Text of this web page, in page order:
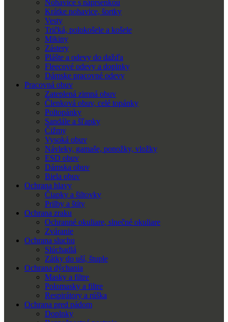
Nohavice s náprsenkou
Krátke nohavice, šortky
Vesty
Tričká, polokošele a košele
Mikiny
Zástery
Plášte a odevy do dažďa
Fleecové odevy a doplnky
Dámske pracovné odevy
Pracovná obuv
Zateplená zimná obuv
Členková obuv, celé topánky
Poltopánky
Sandále a šľapky
Čižmy
Vysoká obuv
Návleky, gamaše, ponožky, vložky
ESD obuv
Dámska obuv
Biela obuv
Ochrana hlavy
Čiapky a šiltovky
Prilby a štíty
Ochrana zraku
Ochranné okuliare, slnečné okuliare
Zváranie
Ochrana sluchu
Slúchadlá
Zátky do uší, štuple
Ochrana dýchania
Masky a filtre
Polomasky a filtre
Respirátory a rúška
Ochrana pred pádom
Doplnky